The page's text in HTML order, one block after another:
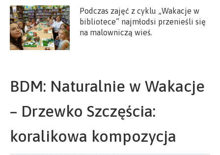
Podczas zajęć z cyklu „Wakacje w
bibliotece” najmłodsi przenieśli się
na malowniczą wieś.
BDM: Naturalnie w Wakacje
– Drzewko Szczęścia:
koralikowa kompozycja